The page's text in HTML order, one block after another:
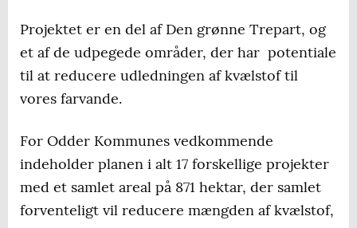
Projektet er en del af Den grønne Trepart, og
et af de udpegede områder, der har potentiale
til at reducere udledningen af kvælstof til
vores farvande.
For Odder Kommunes vedkommende
indeholder planen i alt 17 forskellige projekter
med et samlet areal på 871 hektar, der samlet
forventeligt vil reducere mængden af kvælstof,